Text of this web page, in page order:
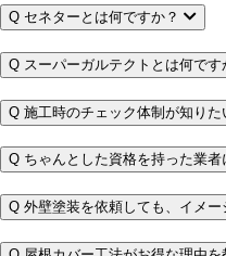
Q セネターとは何ですか？
Q スーパーガルテクトとは何です
Q 施工時のチェック体制が知りた
Q ちゃんとした資格を持った業者
Q 外壁塗装を依頼しても、イメー